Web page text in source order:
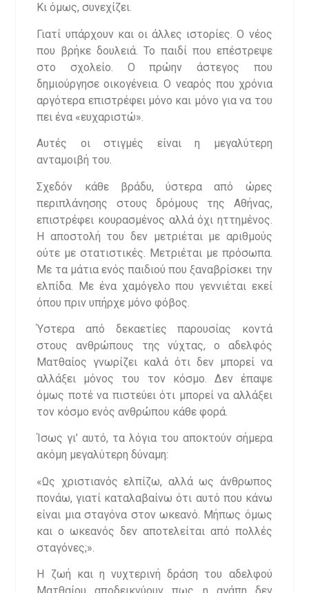
Κι όμως, συνεχίζει.
Γιατί υπάρχουν και οι άλλες ιστορίες. Ο νέος
που βρήκε δουλειά. Το παιδί που επέστρεψε
στο σχολείο. Ο πρώην άστεγος που
δημιούργησε οικογένεια. Ο νεαρός που χρόνια
αργότερα επιστρέφει μόνο και μόνο για να του
πει ένα «ευχαριστώ».
Αυτές οι στιγμές είναι η μεγαλύτερη
ανταμοιβή του.
Σχεδόν κάθε βράδυ, ύστερα από ώρες
περιπλάνησης στους δρόμους της Αθήνας,
επιστρέφει κουρασμένος αλλά όχι ηττημένος.
Η αποστολή του δεν μετριέται με αριθμούς
ούτε με στατιστικές. Μετριέται με πρόσωπα.
Με τα μάτια ενός παιδιού που ξαναβρίσκει την
ελπίδα. Με ένα χαμόγελο που γεννιέται εκεί
όπου πριν υπήρχε μόνο φόβος.
Ύστερα από δεκαετίες παρουσίας κοντά
στους ανθρώπους της νύχτας, ο αδελφός
Ματθαίος γνωρίζει καλά ότι δεν μπορεί να
αλλάξει μόνος του τον κόσμο. Δεν έπαψε
όμως ποτέ να πιστεύει ότι μπορεί να αλλάξει
τον κόσμο ενός ανθρώπου κάθε φορά.
Ίσως γι’ αυτό, τα λόγια του αποκτούν σήμερα
ακόμη μεγαλύτερη δύναμη:
«Ως χριστιανός ελπίζω, αλλά ως άνθρωπος
πονάω, γιατί καταλαβαίνω ότι αυτό που κάνω
είναι μια σταγόνα στον ωκεανό. Μήπως όμως
και ο ωκεανός δεν αποτελείται από πολλές
σταγόνες;».
Η ζωή και η νυχτερινή δράση του αδελφού